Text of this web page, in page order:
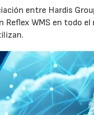
entre Hardis
WMS en todo